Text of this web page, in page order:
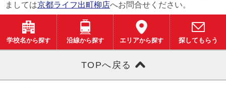
ましては京都ライフ出町柳店へお問合せください。
学校名から探す 沿線から探す エリアから探す 探してもらう
TOPへ戻る